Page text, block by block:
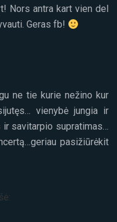
Nors antra kart vien del
Geras fb!
ne tie kurie nežino kur
vienybė jungia ir
ir savitarpio supratimas…
pasižiūrėkit